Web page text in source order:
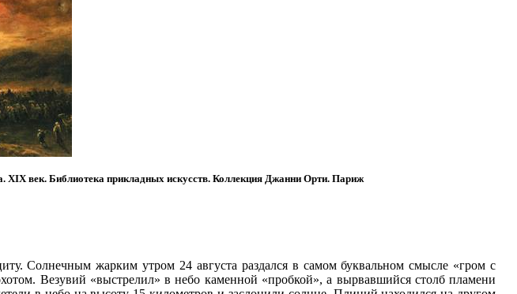
XIX век. Библиотека прикладных искусств. Коллекция Джанни Орти. Париж
Солнечным жарким утром 24 августа раздался в самом буквальном смысле «гром с
Везувий «выстрелил» в небо каменной «пробкой», а вырвавшийся столб пламени